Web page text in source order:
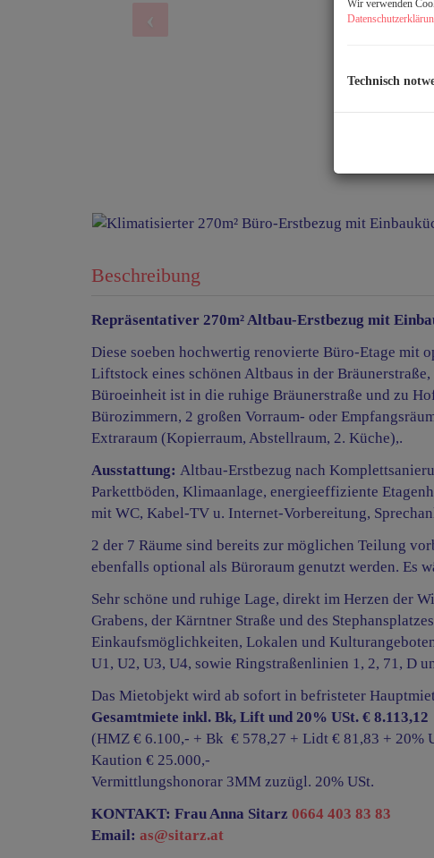
Beschreibung
Repräsentativer 270m² Altbau-Erstbezug mit
Diese soeben hochwertig renovierte Büro-Etage mit
Liftstock eines schönen Altbaus in der
Büroeinheit ist in die ruhige Bräunerstraße und zu
Bürozimmern, 2 großen Vorraum- oder
Extraraum (Kopierraum, Abstellraum, 2. Küche),.
Ausstattung: Altbau-Erstbezug nach
Parkettböden, Klimaanlage, energieeffiziente
mit WC, Kabel-TV u. Internet-Vorbereitung,
2 der 7 Räume sind bereits zur möglichen Teilung
ebenfalls optional als Büroraum genutzt werden. Es
Sehr schöne und ruhige Lage, direkt im Herzen der
Grabens, der Kärntner Straße und des
Einkaufsmöglichkeiten, Lokalen und
U1, U2, U3, U4, sowie Ringstraßenlinien 1, 2, 71, D
Das Mietobjekt wird ab sofort in befristeter
Gesamtmiete inkl. Bk, Lift und 20% USt. € 8.113,12
(HMZ € 6.100,- + Bk € 578,27 + Lidt € 81,83 + 20%
Kaution € 25.000,-
Vermittlungshonorar 3MM zuzügl. 20% USt.
KONTAKT: Frau Anna Sitarz 0664 403 83 83
Email: as@sitarz.at
Wir verwenden
Technisch